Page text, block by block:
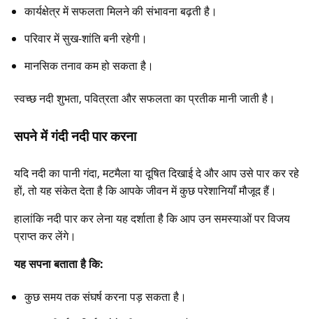
कार्यक्षेत्र में सफलता मिलने की संभावना बढ़ती है।
परिवार में सुख-शांति बनी रहेगी।
मानसिक तनाव कम हो सकता है।
स्वच्छ नदी शुभता, पवित्रता और सफलता का प्रतीक मानी जाती है।
सपने में गंदी नदी पार करना
यदि नदी का पानी गंदा, मटमैला या दूषित दिखाई दे और आप उसे पार कर रहे
हों, तो यह संकेत देता है कि आपके जीवन में कुछ परेशानियाँ मौजूद हैं।
हालांकि नदी पार कर लेना यह दर्शाता है कि आप उन समस्याओं पर विजय
प्राप्त कर लेंगे।
यह सपना बताता है कि:
कुछ समय तक संघर्ष करना पड़ सकता है।